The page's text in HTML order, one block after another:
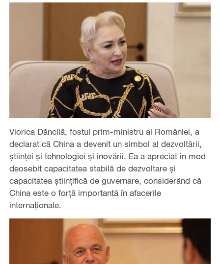
Viorica Dăncilă, fostul prim-ministru al României, a
declarat că China a devenit un simbol al dezvoltării,
științei și tehnologiei și inovării. Ea a apreciat în mod
deosebit capacitatea stabilă de dezvoltare și
capacitatea științifică de guvernare, considerând că
China este o forță importantă în afacerile
internaționale.